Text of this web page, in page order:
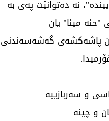
نە دەتوانێت پەی بە
"حنە مینا" یان
پاشەکشەی گەشەسەندنی
و سەربازییە
و چینە